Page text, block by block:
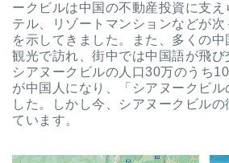
ークビルは中国の不動産投資に支
テル、リゾートマンションなどが次
を示してきました。また、多くの中
観光で訪れ、街中では中国語が飛
シアヌークビルの人口30万のうち
が中国人になり、「シアヌークビル
した。しかし今、シアヌークビル
ています。